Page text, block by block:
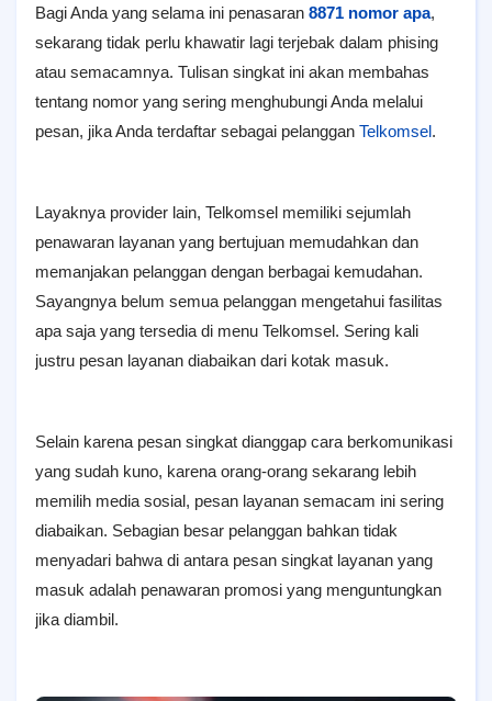
Bagi Anda yang selama ini penasaran 8871 nomor apa,
sekarang tidak perlu khawatir lagi terjebak dalam phising
atau semacamnya. Tulisan singkat ini akan membahas
tentang nomor yang sering menghubungi Anda melalui
pesan, jika Anda terdaftar sebagai pelanggan Telkomsel.
Layaknya provider lain, Telkomsel memiliki sejumlah
penawaran layanan yang bertujuan memudahkan dan
memanjakan pelanggan dengan berbagai kemudahan.
Sayangnya belum semua pelanggan mengetahui fasilitas
apa saja yang tersedia di menu Telkomsel. Sering kali
justru pesan layanan diabaikan dari kotak masuk.
Selain karena pesan singkat dianggap cara berkomunikasi
yang sudah kuno, karena orang-orang sekarang lebih
memilih media sosial, pesan layanan semacam ini sering
diabaikan. Sebagian besar pelanggan bahkan tidak
menyadari bahwa di antara pesan singkat layanan yang
masuk adalah penawaran promosi yang menguntungkan
jika diambil.